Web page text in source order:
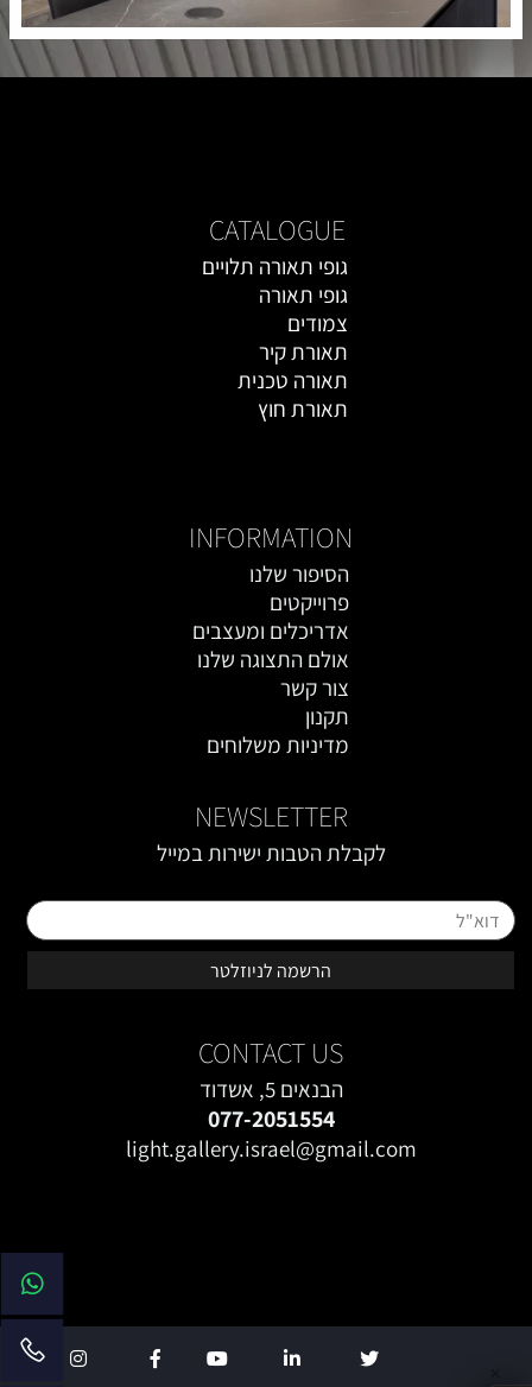
CATALOGUE
גופי תאורה תלויים
גופי תאורה
צמודים
תאורת קיר
תאורה טכנית
תאורת חוץ
INFORMATION
הסיפור שלנו
פרוייקטים
אדריכלים ומעצבים
אולם התצוגה שלנו
צור קשר
תקנון
מדיניות משלוחים
NEWSLETTER
לקבלת הטבות ישירות במייל
CONTACT US
הבנאים 5, אשדוד
077-2051554
light.gallery.israel@gmail.com